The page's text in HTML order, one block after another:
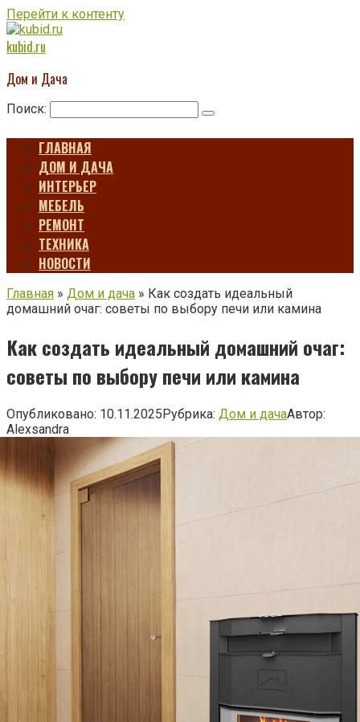
Перейти к контенту
kubid.ru
Дом и Дача
Поиск:
ГЛАВНАЯ
ДОМ И ДАЧА
ИНТЕРЬЕР
МЕБЕЛЬ
РЕМОНТ
ТЕХНИКА
НОВОСТИ
Главная » Дом и дача » Как создать идеальный
домашний очаг: советы по выбору печи или камина
Как создать идеальный домашний очаг:
советы по выбору печи или камина
Опубликовано: 10.11.2025Рубрика: Дом и дачаАвтор:
Alexsandra